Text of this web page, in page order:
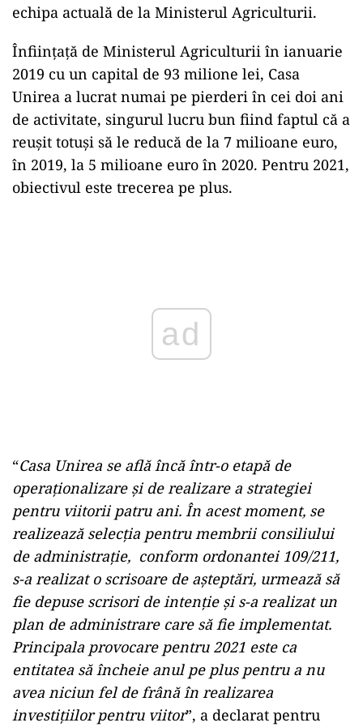
echipa actuală de la Ministerul Agriculturii.
Înființață de Ministerul Agriculturii în ianuarie
2019 cu un capital de 93 milione lei, Casa
Unirea a lucrat numai pe pierderi în cei doi ani
de activitate, singurul lucru bun fiind faptul că a
reușit totuși să le reducă de la 7 milioane euro,
în 2019, la 5 milioane euro în 2020. Pentru 2021,
obiectivul este trecerea pe plus.
“Casa Unirea se află încă într-o etapă de
operaționalizare și de realizare a strategiei
pentru viitorii patru ani. În acest moment, se
realizează selecția pentru membrii consiliului
de administrație, conform ordonantei 109/211,
s-a realizat o scrisoare de așteptări, urmează să
fie depuse scrisori de intenție și s-a realizat un
plan de administrare care să fie implementat.
Principala provocare pentru 2021 este ca
entitatea să încheie anul pe plus pentru a nu
avea niciun fel de frână în realizarea
investițiilor pentru viitor”, a declarat pentru